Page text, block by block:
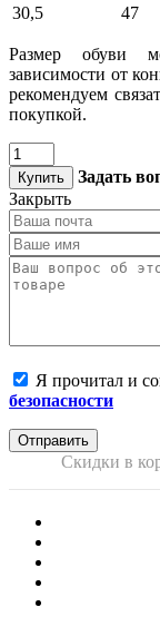
30,5
47
Размер обуви
зависимости от
рекомендуем
покупкой.
Купить
Задать
Закрыть
Я прочитал и
безопасности
Отправить
Скидки в